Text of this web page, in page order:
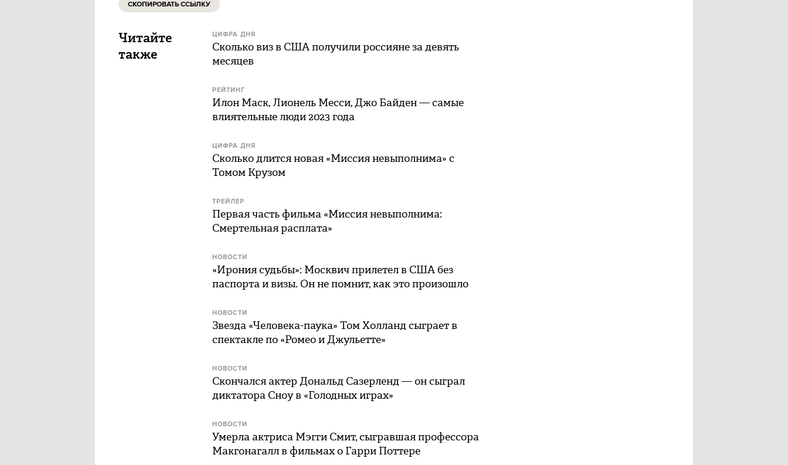
СКОПИРОВАТЬ ССЫЛКУ
Читайте
также
ЦИФРА ДНЯ
Сколько виз в США получили россияне за девять
месяцев
РЕЙТИНГ
Илон Маск, Лионель Месси, Джо Байден — самые
влиятельные люди 2023 года
ЦИФРА ДНЯ
Сколько длится новая «Миссия невыполнима» с
Томом Крузом
ТРЕЙЛЕР
Первая часть фильма «Миссия невыполнима:
Смертельная расплата»
НОВОСТИ
«Ирония судьбы»: Москвич прилетел в США без
паспорта и визы. Он не помнит, как это произошло
НОВОСТИ
Звезда «Человека-паука» Том Холланд сыграет в
спектакле по «Ромео и Джульетте»
НОВОСТИ
Скончался актер Дональд Сазерленд — он сыграл
диктатора Сноу в «Голодных играх»
НОВОСТИ
Умерла актриса Мэгги Смит, сыгравшая профессора
Макгонагалл в фильмах о Гарри Поттере